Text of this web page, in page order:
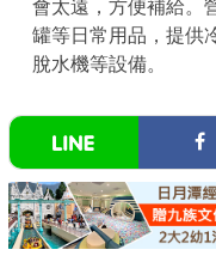
會太遠，方便補給。
罐等日常用品，提供
脫水機等設備。